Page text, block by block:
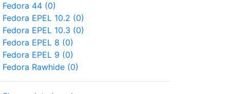
Fedora 44 (0)
Fedora EPEL 10.2 (0)
Fedora EPEL 10.3 (0)
Fedora EPEL 8 (0)
Fedora EPEL 9 (0)
Fedora Rawhide (0)